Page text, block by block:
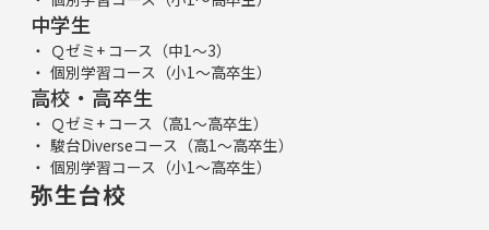
中学生
Ｑゼミ+ コース（中1～3）
個別学習コース（小1～高卒生）
高校・高卒生
Ｑゼミ+ コース（高1～高卒生）
駿台Diverseコース（高1～高卒生）
個別学習コース（小1～高卒生）
弥生台校